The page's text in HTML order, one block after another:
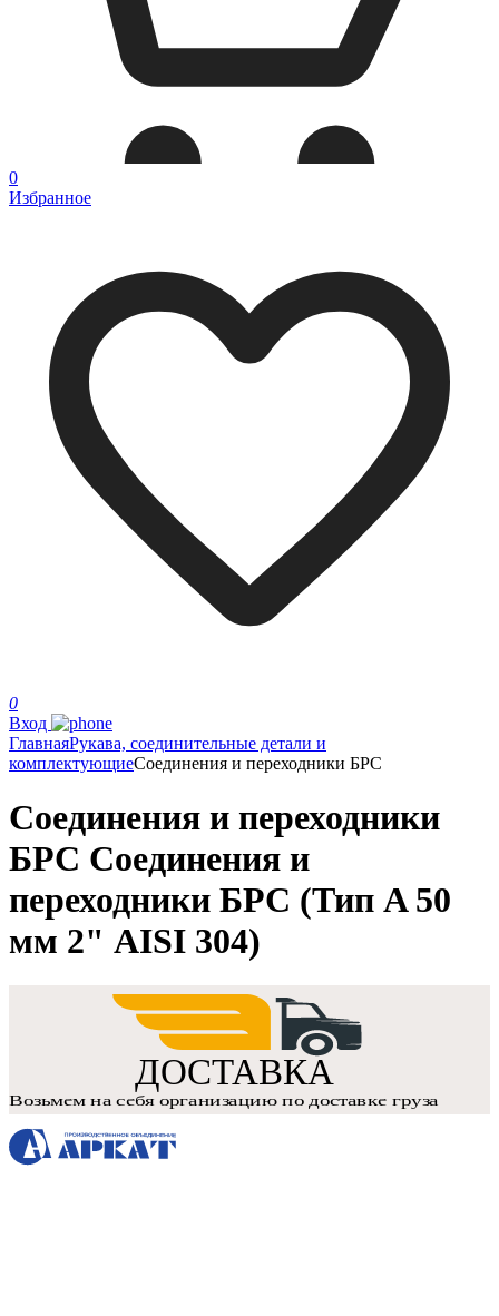
0
Избранное
0
Вход
ГлавнаяРукава, соединительные детали и
комплектующиеСоединения и переходники БРС
Соединения и переходники
БРС Соединения и
переходники БРС (Тип A 50
мм 2" AISI 304)